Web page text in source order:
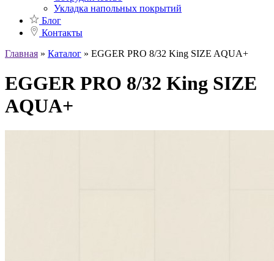
Укладка напольных покрытий
Блог
Контакты
Главная » Каталог » EGGER PRO 8/32 King SIZE AQUA+
EGGER PRO 8/32 King SIZE
AQUA+